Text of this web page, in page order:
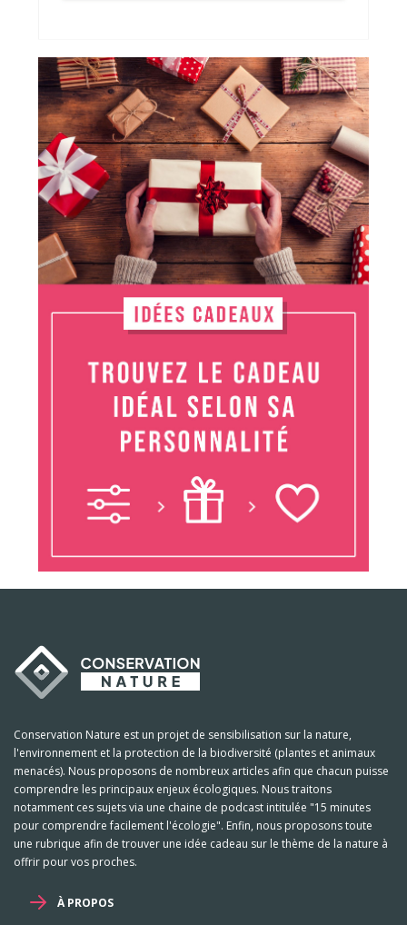
Conservation Nature est un projet de sensibilisation sur la nature,
l'environnement et la protection de la biodiversité (plantes et animaux
menacés). Nous proposons de nombreux articles afin que chacun puisse
comprendre les principaux enjeux écologiques. Nous traitons
notamment ces sujets via une chaine de podcast intitulée "15 minutes
pour comprendre facilement l'écologie". Enfin, nous proposons toute
une rubrique afin de trouver une idée cadeau sur le thème de la nature à
offrir pour vos proches.
À PROPOS